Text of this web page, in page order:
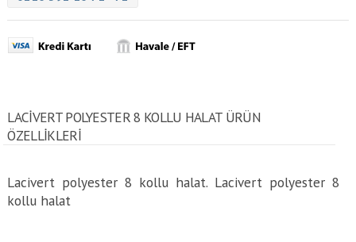
LACIVERT POLYESTER 8 KOLLU HALAT ÜRÜN
ÖZELLİKLERİ
Lacivert polyester 8 kollu halat. Lacivert polyester 8
kollu halat